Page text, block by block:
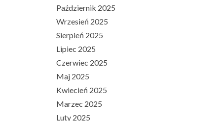
Październik 2025
Wrzesień 2025
Sierpień 2025
Lipiec 2025
Czerwiec 2025
Maj 2025
Kwiecień 2025
Marzec 2025
Luty 2025